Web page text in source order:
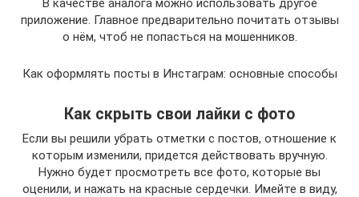
приложение. Главное предварительно почитать отзывы
о нём, чтоб не попасться на мошенников.
Как оформлять посты в Инстаграм: основные способы
Как скрыть свои лайки с фото
Если вы решили убрать отметки с постов, отношение к
которым изменили, придется действовать вручную.
Нужно будет просмотреть все фото, которые вы
оценили, и нажать на красные сердечки. Имейте в виду,